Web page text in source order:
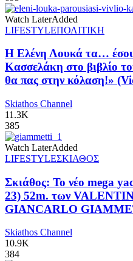
Watch LaterAdded
LIFESTYLEΠΟΛΙΤΙΚΗ
Η Ελένη Λουκά τα…
Κασσελάκη στο βιβλίο
θα πας στην κόλαση!»
Skiathos Channel
11.3K
385
Watch LaterAdded
LIFESTYLEΣΚΙΑΘΟΣ
Σκιάθος: Το νέο mega
23) 52m. των
GIANCARLO
Skiathos Channel
10.9K
384